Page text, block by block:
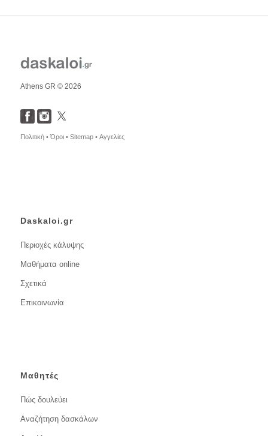
Athens GR © 2026
Πολιτική •Όροι • Sitemap • Αγγελίες
Daskaloi.gr
Περιοχές κάλυψης
Μαθήματα online
Σχετικά
Επικοινωνία
Μαθητές
Πώς δουλεύει
Αναζήτηση δασκάλων